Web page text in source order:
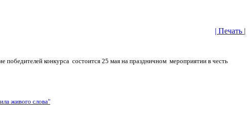
| Печать |
победителей конкурса состоится 25 мая на праздничном мероприятии в честь
живого слова"